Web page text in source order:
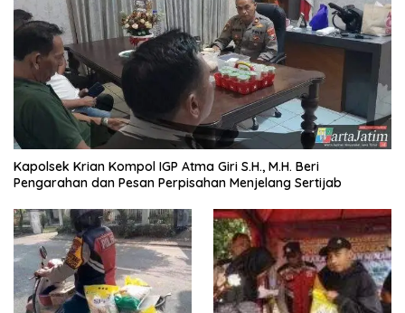
Kapolsek Krian Kompol IGP Atma Giri S.H., M.H. Beri
Pengarahan dan Pesan Perpisahan Menjelang Sertijab